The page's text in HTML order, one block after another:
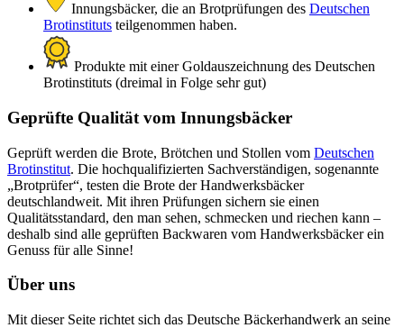
Innungsbäcker, die an Brotprüfungen des Deutschen
Brotinstituts teilgenommen haben.
Produkte mit einer Goldauszeichnung des Deutschen
Brotinstituts (dreimal in Folge sehr gut)
Geprüfte Qualität vom Innungsbäcker
Geprüft werden die Brote, Brötchen und Stollen vom Deutschen
Brotinstitut. Die hochqualifizierten Sachverständigen, sogenannte
„Brotprüfer“, testen die Brote der Handwerksbäcker
deutschlandweit. Mit ihren Prüfungen sichern sie einen
Qualitätsstandard, den man sehen, schmecken und riechen kann –
deshalb sind alle geprüften Backwaren vom Handwerksbäcker ein
Genuss für alle Sinne!
Über uns
Mit dieser Seite richtet sich das Deutsche Bäckerhandwerk an seine